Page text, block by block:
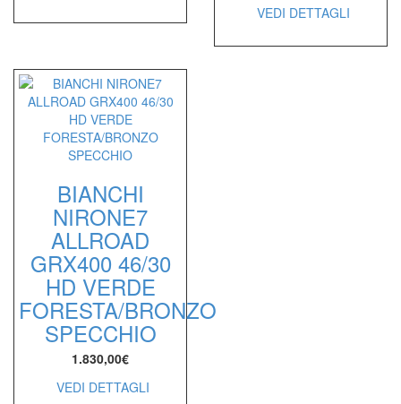
VEDI DETTAGLI
BIANCHI
NIRONE7
ALLROAD
GRX400 46/30
HD VERDE
FORESTA/BRONZO
SPECCHIO
1.830,00€
VEDI DETTAGLI